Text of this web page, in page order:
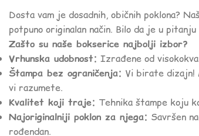
Dosta vam je dosadnih, običnih poklona?
potpuno originalan način. Bilo da je u
Zašto su naše bokserice najbolji izbor?
Vrhunska udobnost: Izrađene od
Štampa bez ograničenja: Vi birate
vi razumete.
Kvalitet koji traje: Tehnika štampe koju
Najoriginalniji poklon za njega: Savršen
rođendan.